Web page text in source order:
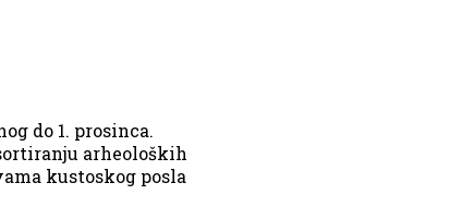
do 1. prosinca.
arheoloških
kustoskog posla